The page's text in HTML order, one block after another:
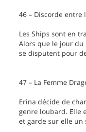
46 – Discorde entre
Les Ships sont en
Alors que le jour du
se disputent pour
47 – La Femme
Erina décide de
genre loubard. Elle
et garde sur elle un